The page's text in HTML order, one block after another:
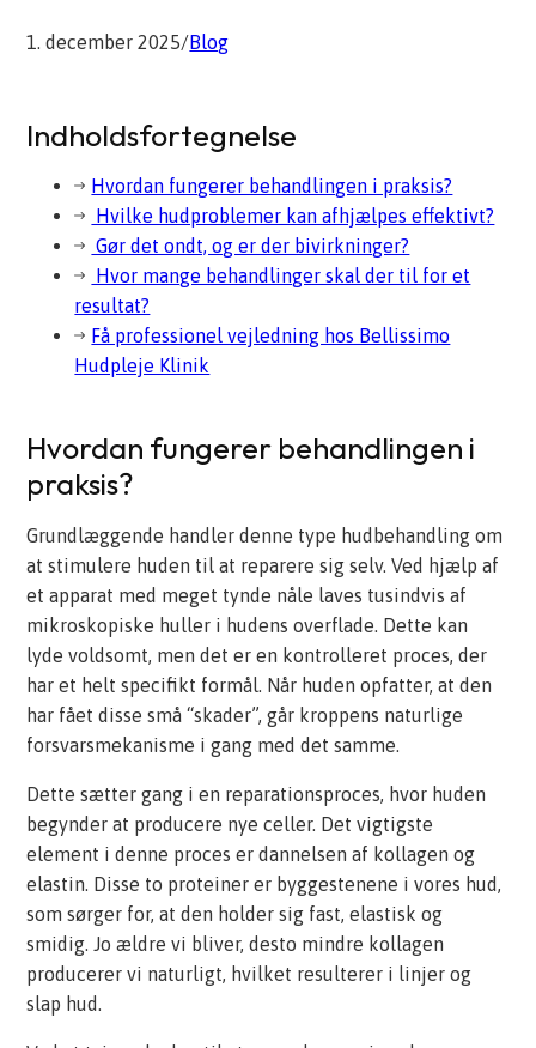
1. december 2025/Blog
Indholdsfortegnelse
Hvordan fungerer behandlingen i praksis?
Hvilke hudproblemer kan afhjælpes effektivt?
Gør det ondt, og er der bivirkninger?
Hvor mange behandlinger skal der til for et
resultat?
Få professionel vejledning hos Bellissimo
Hudpleje Klinik
Hvordan fungerer behandlingen i
praksis?
Grundlæggende handler denne type hudbehandling om
at stimulere huden til at reparere sig selv. Ved hjælp af
et apparat med meget tynde nåle laves tusindvis af
mikroskopiske huller i hudens overflade. Dette kan
lyde voldsomt, men det er en kontrolleret proces, der
har et helt specifikt formål. Når huden opfatter, at den
har fået disse små “skader”, går kroppens naturlige
forsvarsmekanisme i gang med det samme.
Dette sætter gang i en reparationsproces, hvor huden
begynder at producere nye celler. Det vigtigste
element i denne proces er dannelsen af kollagen og
elastin. Disse to proteiner er byggestenene i vores hud,
som sørger for, at den holder sig fast, elastisk og
smidig. Jo ældre vi bliver, desto mindre kollagen
producerer vi naturligt, hvilket resulterer i linjer og
slap hud.